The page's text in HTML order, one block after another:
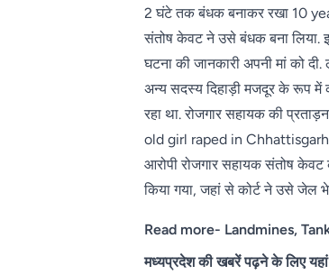
2 घंटे तक बंधक बनाकर रखा 10
संतोष केवट ने उसे बंधक बना लिया.
घटना की जानकारी अपनी मां को
अन्य सदस्य दिहाड़ी मजदूर के रूप में
रहा था. रोजगार सहायक की
old girl raped in Chhattisgarh:
आरोपी रोजगार सहायक संतोष केवट
किया गया, जहां से कोर्ट ने उसे जेल
Read more- Landmines,
मध्यप्रदेश की खबरें पढ़ने के लिए